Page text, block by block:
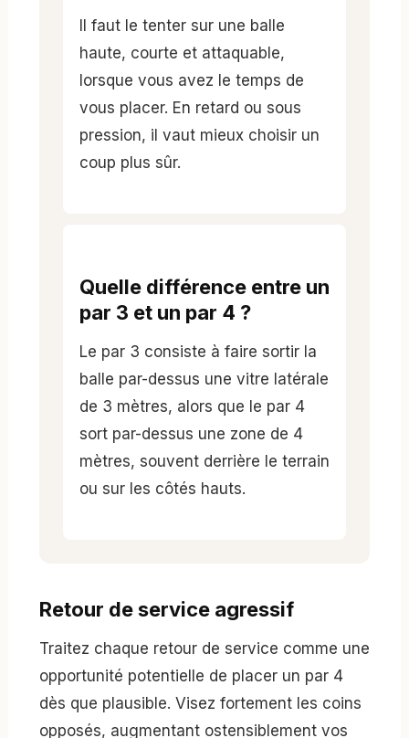
Il faut le tenter sur une balle
haute, courte et attaquable,
lorsque vous avez le temps de
vous placer. En retard ou sous
pression, il vaut mieux choisir un
coup plus sûr.
Quelle différence entre un
par 3 et un par 4 ?
Le par 3 consiste à faire sortir la
balle par-dessus une vitre latérale
de 3 mètres, alors que le par 4
sort par-dessus une zone de 4
mètres, souvent derrière le terrain
ou sur les côtés hauts.
Retour de service agressif
Traitez chaque retour de service comme une
opportunité potentielle de placer un par 4
dès que plausible. Visez fortement les coins
opposés, augmentant ostensiblement vos